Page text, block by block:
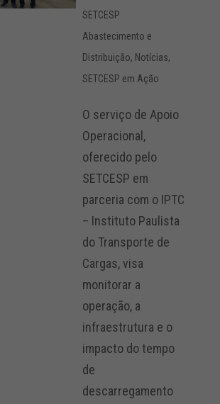
SETCESP
Abastecimento e
Distribuição, Notícias,
SETCESP em Ação
O serviço de Apoio
Operacional,
oferecido pelo
SETCESP em
parceria com o IPTC
– Instituto Paulista
do Transporte de
Cargas, visa
monitorar a
operação, a
infraestrutura e o
impacto do tempo
de
descarregamento